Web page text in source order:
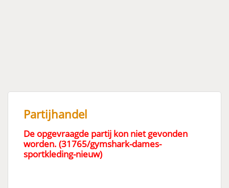
Partijhandel
De opgevraagde partij kon niet gevonden
worden. (31765/gymshark-dames-
sportkleding-nieuw)